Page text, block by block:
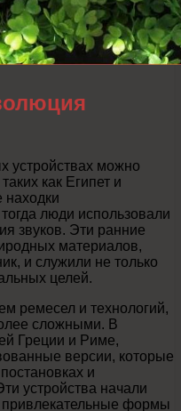
устройствах можно
как Египет и
находки
люди использовали
звуков. Эти ранние
материалов,
и служили не только
целей.
ремесел и технологий,
сложными. В
Греции и Риме,
версии, которые
и
устройства начали
привлекательные формы